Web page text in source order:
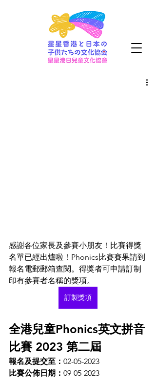
感謝各位家長及參賽小朋友！比賽得獎
名單已經出爐啦！Phonics比賽賽果請到
報名電郵郵箱查閱。得獎者可申請訂制
印有參賽者名稱的獎項。
訂製獎項
全港兒童Phonics英文拼音
比賽 2023 第二屆
報名及提交至： 02-05-2023
比賽公佈日期： 09-05-2023